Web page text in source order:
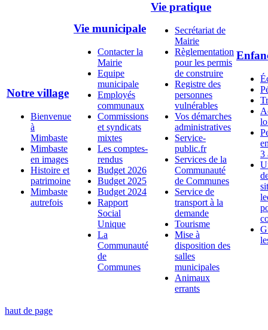
Notre village
Bienvenue
à
Mimbaste
Mimbaste
en images
Histoire et
patrimoine
Mimbaste
autrefois
Vie municipale
Contacter la
Mairie
Equipe
municipale
Employés
communaux
Commissions
et syndicats
mixtes
Les comptes-
rendus
Budget 2026
Budget 2025
Budget 2024
Rapport
Social
Unique
La
Communauté
de
Communes
Vie pratique
Secrétariat de
Mairie
Règlementation
pour les permis
de construire
Registre des
personnes
vulnérables
Vos démarches
administratives
Service-
public.fr
Services de la
Communauté
de Communes
Service de
transport à la
demande
Tourisme
Mise à
disposition des
salles
municipales
Animaux
errants
3
haut de page